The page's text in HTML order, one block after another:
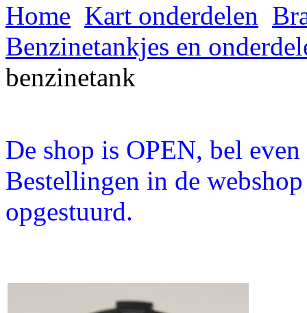
Home Kart onderdelen
Benzinetankjes en
benzinetank
De shop is OPEN, bel
Bestellingen in de
opgestuurd.